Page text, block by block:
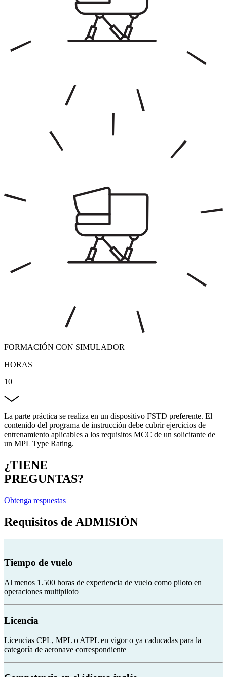
FORMACIÓN CON SIMULADOR
HORAS
10
La parte práctica se realiza en un dispositivo FSTD preferente. El
contenido del programa de instrucción debe cubrir ejercicios de
entrenamiento aplicables a los requisitos MCC de un solicitante de
un MPL Type Rating.
¿TIENE
PREGUNTAS?
Obtenga respuestas
Requisitos de ADMISIÓN
Tiempo de vuelo
Al menos 1.500 horas de experiencia de vuelo como piloto en
operaciones multipiloto
Licencia
Licencias CPL, MPL o ATPL en vigor o ya caducadas para la
categoría de aeronave correspondiente